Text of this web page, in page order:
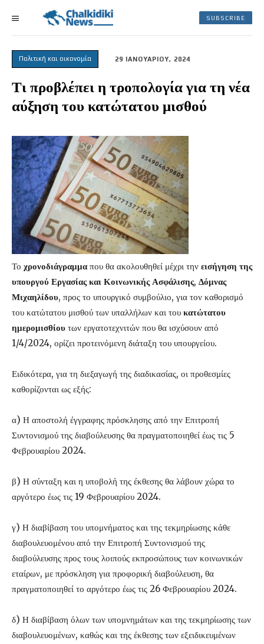
SUBSCRIBE
Πολιτική και οικονομία 29 ΙΑΝΟΥΑΡΙΟΥ, 2024
Τι προβλέπει η τροπολογία για τη νέα
αύξηση του κατώτατου μισθού
Το χρονοδιάγραμμαπου θα ακολουθηθεί μέχρι την εισήγηση της
υπουργού Εργασίας και Κοινωνικής Ασφάλισης, Δόμνας
Μιχαηλίδου, προς το υπουργικό συμβούλιο, για τον καθορισμό
του κατώτατου μισθού των υπαλλήλων και του κατώτατου
ημερομισθίου των εργατοτεχνιτών που θα ισχύσουν από
1/4/2024, ορίζει προτεινόμενη διάταξη του υπουργείου.
Ειδικότερα, για τη διεξαγωγή της διαδικασίας, οι προθεσμίες
καθορίζονται ως εξής:
α) Η αποστολή έγγραφης πρόσκλησης από την Επιτροπή
Συντονισμού της διαβούλευσης θα πραγματοποιηθεί έως τις 5
Φεβρουαρίου 2024.
β) Η σύνταξη και η υποβολή της έκθεσης θα λάβουν χώρα το
αργότερο έως τις 19 Φεβρουαρίου 2024.
γ) Η διαβίβαση του υπομνήματος και της τεκμηρίωσης κάθε
διαβουλευομένου από την Επιτροπή Συντονισμού της
διαβούλευσης προς τους λοιπούς εκπροσώπους των κοινωνικών
εταίρων, με πρόσκληση για προφορική διαβούλευση, θα
πραγματοποιηθεί το αργότερο έως τις 26 Φεβρουαρίου 2024.
δ) Η διαβίβαση όλων των υπομνημάτων και της τεκμηρίωσης των
διαβουλευομένων, καθώς και της έκθεσης των εξειδικευμένων